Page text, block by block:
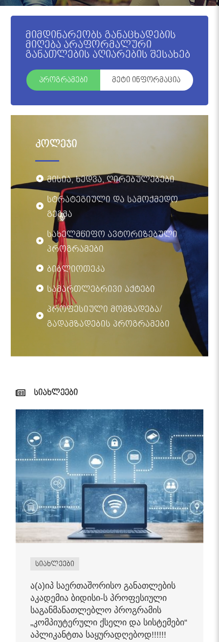
მიმდინარეობს განაცხადების
მიღება არაფორმალური
განათლების აღიარების შესახებ
პროგრამები მეტი ინფორმაცია
კოლეჯი
მისია, ხედვა, ღირებულებები
სტრატეგიული და სამოქმედო
გეგმა
სახელმწიფო ავტორიზებული
პროგრამები
ბიბლიოთეკა
სამართლებრივი აქტები
პროფესიული მომზადება/
გადამზადების პროგრამები
სიახლეები
სიახლეები
ა(ა)იპ საერთაშორისო განათლების
აკადემია ბიდისი-ს პროფესიული
საგანმანათლებლო პროგრამის
„კომპიუტერული ქსელი და სისტემები“
აპლიკანტთა საყურადღებოდ!!!!!!